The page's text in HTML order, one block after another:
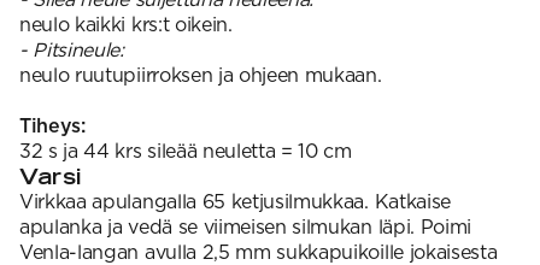
neulo kaikki krs:t oikein.
- Pitsineule:
neulo ruutupiirroksen ja ohjeen mukaan.
Tiheys:
32 s ja 44 krs sileää neuletta = 10 cm
Varsi
Virkkaa apulangalla 65 ketjusilmukkaa. Katkaise
apulanka ja vedä se viimeisen silmukan läpi. Poimi
Venla-langan avulla 2,5 mm sukkapuikoille jokaisesta